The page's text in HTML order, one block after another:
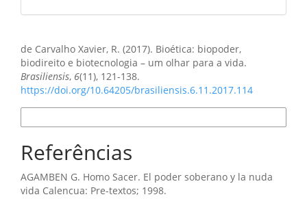
de Carvalho Xavier, R. (2017). Bioética: biopoder,
biodireito e biotecnologia – um olhar para a vida.
Brasiliensis, 6(11), 121-138.
https://doi.org/10.64205/brasiliensis.6.11.2017.114
Referências
AGAMBEN G. Homo Sacer. El poder soberano y la nuda
vida Calencua: Pre-textos; 1998.